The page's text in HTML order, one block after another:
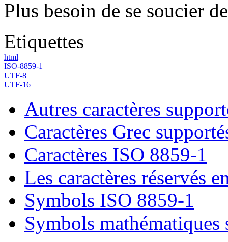
Plus besoin de se soucier
Etiquettes
html
ISO-8859-1
UTF-8
UTF-16
Autres caractères
Caractères Grec
Caractères ISO 8859-1
Les caractères réservés
Symbols ISO 8859-1
Symbols